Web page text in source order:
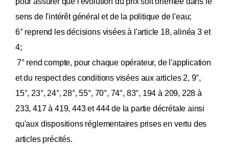
sens de l'intérêt général et de la politique de l'eau;
6° reprend les décisions visées à l'article 18, alinéa 3 et
4;
7° rend compte, pour chaque opérateur, de l'application
et du respect des conditions visées aux articles 2, 9°,
15°, 23°, 24°, 28°, 55°, 70°, 74°, 83°, 194 à 209, 228 à
233, 417 à 419, 443 et 444 de la partie décrétale ainsi
qu'aux dispositions réglementaires prises en vertu des
articles précités.